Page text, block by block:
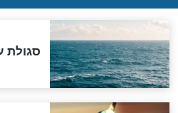
ההסכם
ואיראן: בלי
סימני שאלה